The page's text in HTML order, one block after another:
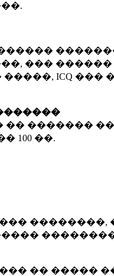
.
���
ICQ
�� �������
100 ��.
�� �����